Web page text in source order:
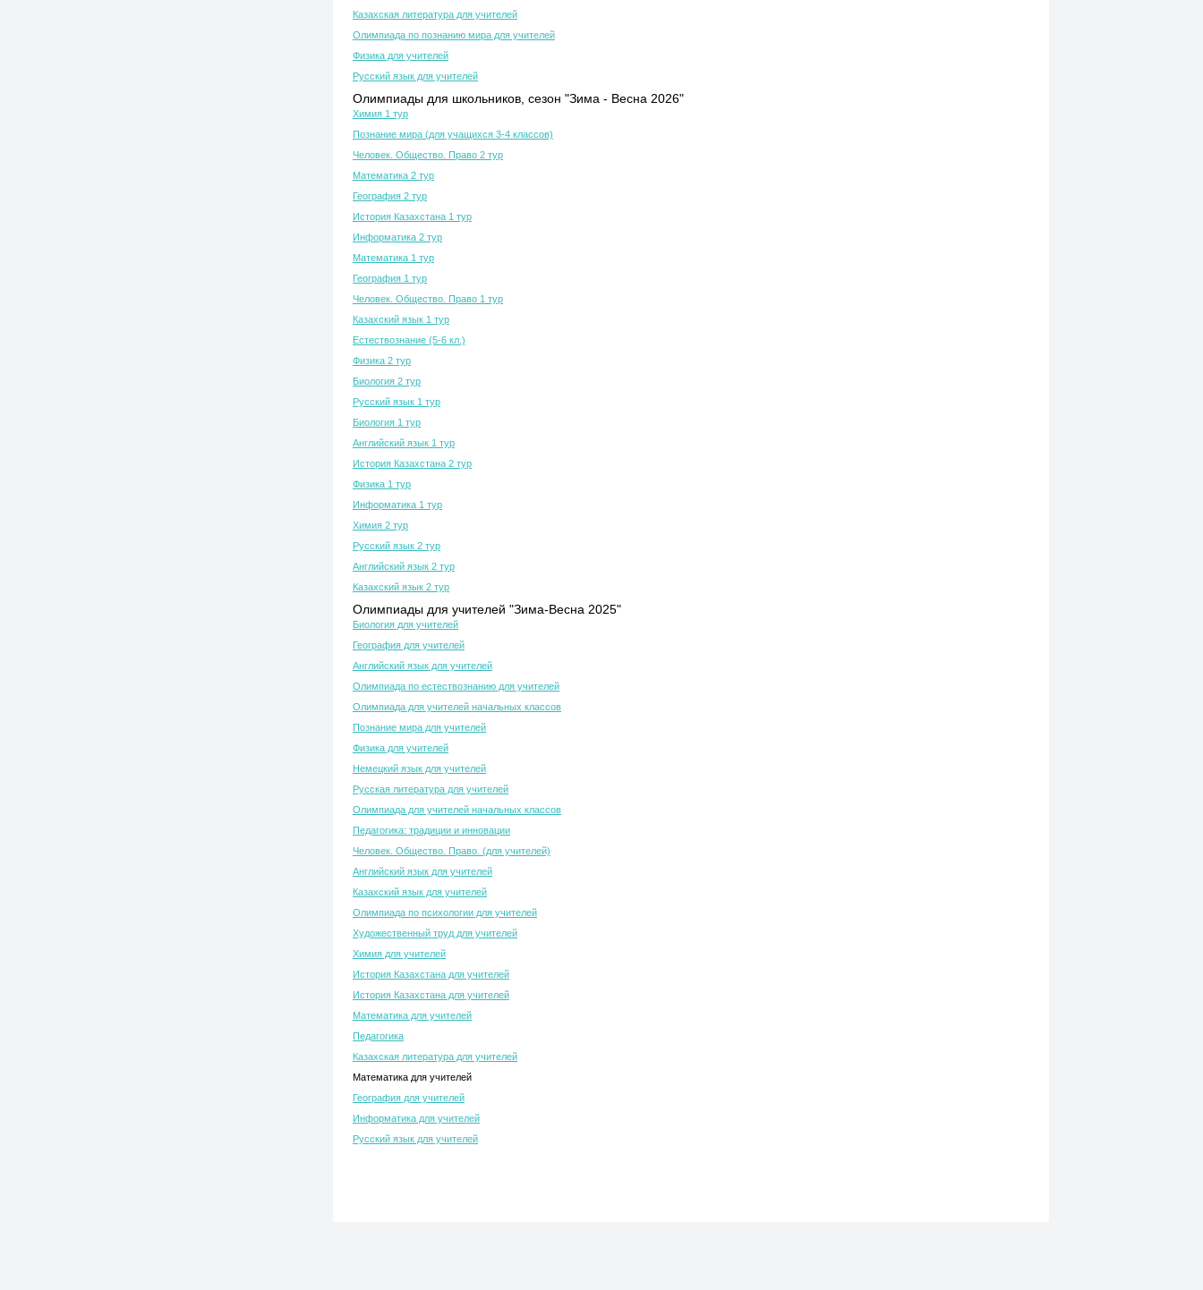
Казахская литература для учителей
Олимпиада по познанию мира для учителей
Физика для учителей
Русский язык для учителей
Олимпиады для школьников, сезон "Зима - Весна 2026"
Химия 1 тур
Познание мира (для учащихся 3-4 классов)
Человек. Общество. Право 2 тур
Математика 2 тур
География 2 тур
История Казахстана 1 тур
Информатика 2 тур
Математика 1 тур
География 1 тур
Человек. Общество. Право 1 тур
Казахский язык 1 тур
Естествознание (5-6 кл.)
Физика 2 тур
Биология 2 тур
Русский язык 1 тур
Биология 1 тур
Английский язык 1 тур
История Казахстана 2 тур
Физика 1 тур
Информатика 1 тур
Химия 2 тур
Русский язык 2 тур
Английский язык 2 тур
Казахский язык 2 тур
Олимпиады для учителей "Зима-Весна 2025"
Биология для учителей
География для учителей
Английский язык для учителей
Олимпиада по естествознанию для учителей
Олимпиада для учителей начальных классов
Познание мира для учителей
Физика для учителей
Немецкий язык для учителей
Русская литература для учителей
Олимпиада для учителей начальных классов
Педагогика: традиции и инновации
Человек. Общество. Право. (для учителей)
Английский язык для учителей
Казахский язык для учителей
Олимпиада по психологии для учителей
Художественный труд для учителей
Химия для учителей
История Казахстана для учителей
История Казахстана для учителей
Математика для учителей
Педагогика
Казахская литература для учителей
Математика для учителей
География для учителей
Информатика для учителей
Русский язык для учителей